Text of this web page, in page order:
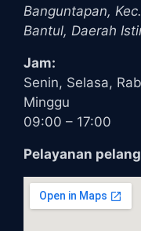
Banguntapan,
Bantul, Daerah
Jam:
Senin, Selasa,
Minggu
09:00 – 17:00
Pelayanan